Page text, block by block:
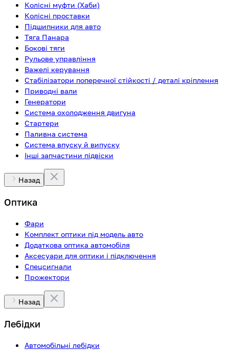
Колісні муфти (Хаби)
Колісні проставки
Підшипники для авто
Тяга Панара
Бокові тяги
Рульове управління
Важелі керування
Стабілізатори поперечної стійкості / деталі кріплення
Приводні вали
Генератори
Система охолодження двигуна
Стартери
Паливна система
Система впуску й випуску
Інші запчастини підвіски
Назад
Оптика
Фари
Комплект оптики під модель авто
Додаткова оптика автомобіля
Аксесуари для оптики і підключення
Спецсигнали
Прожектори
Назад
Лебідки
Автомобільні лебідки